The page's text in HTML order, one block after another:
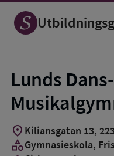
Lunds
location_on Kiliansgatan 13,
categoryGymnasieskola,